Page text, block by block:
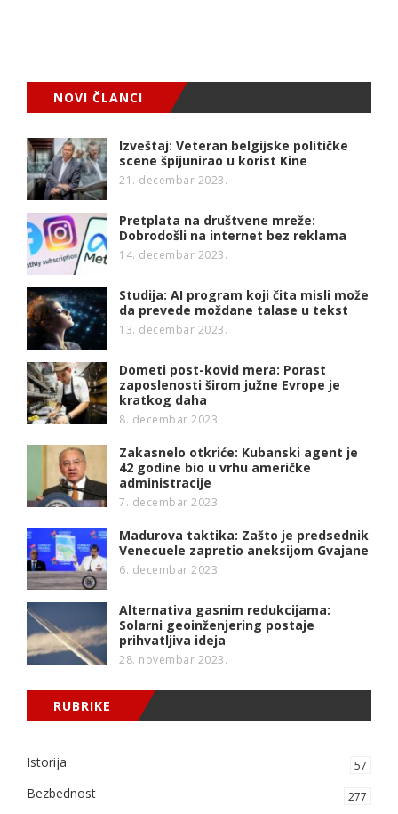
NOVI ČLANCI
Izveštaj: Veteran belgijske političke
scene špijunirao u korist Kine
21. decembar 2023.
Pretplata na društvene mreže:
Dobrodošli na internet bez reklama
14. decembar 2023.
Studija: AI program koji čita misli može
da prevede moždane talase u tekst
13. decembar 2023.
Dometi post-kovid mera: Porast
zaposlenosti širom južne Evrope je
kratkog daha
8. decembar 2023.
Zakasnelo otkriće: Kubanski agent je
42 godine bio u vrhu američke
administracije
7. decembar 2023.
Madurova taktika: Zašto je predsednik
Venecuele zapretio aneksijom Gvajane
6. decembar 2023.
Alternativa gasnim redukcijama:
Solarni geoinženjering postaje
prihvatljiva ideja
28. novembar 2023.
RUBRIKE
Istorija 57
Bezbednost 277